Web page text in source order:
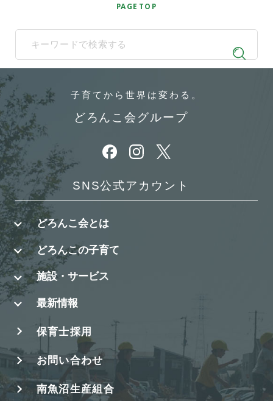
PAGE TOP
When autocomplete results are available use up and down
子育てから 世界は変わる。
どろんこ会グループ
別ウィンドウで開きます
別ウィンドウで開きます
別ウィンドウで開きます
SNS公式アカウント
どろんこ会とは
どろんこの子育て
施設・サービス
最新情報
保育士採用
お問い合わせ
南魚沼生産組合